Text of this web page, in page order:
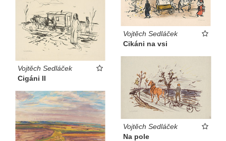
Vojtěch Sedláček
Cikáni na vsi
Vojtěch Sedláček
Cigáni II
Vojtěch Sedláček
Na pole